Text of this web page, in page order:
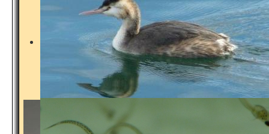
Ausbildung
Galerie